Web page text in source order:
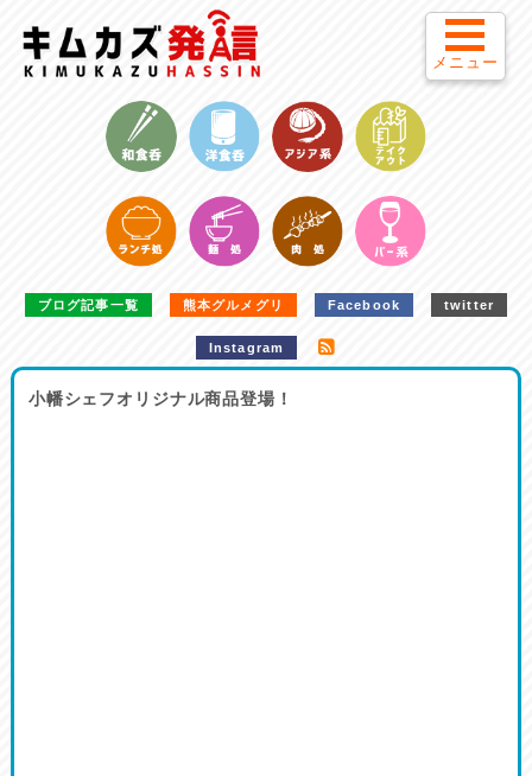
ブログ記事一覧 熊本グルメグリ Facebook twitter
Instagram
小幡シェフオリジナル商品登場！
メニュー